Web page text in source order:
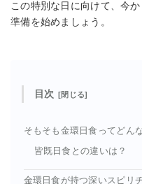
この特別な日に向けて、今
準備を始めましょう。
目次
そもそも金環日食ってどん
皆既日食との違いは？
金環日食が持つ深いスピリ